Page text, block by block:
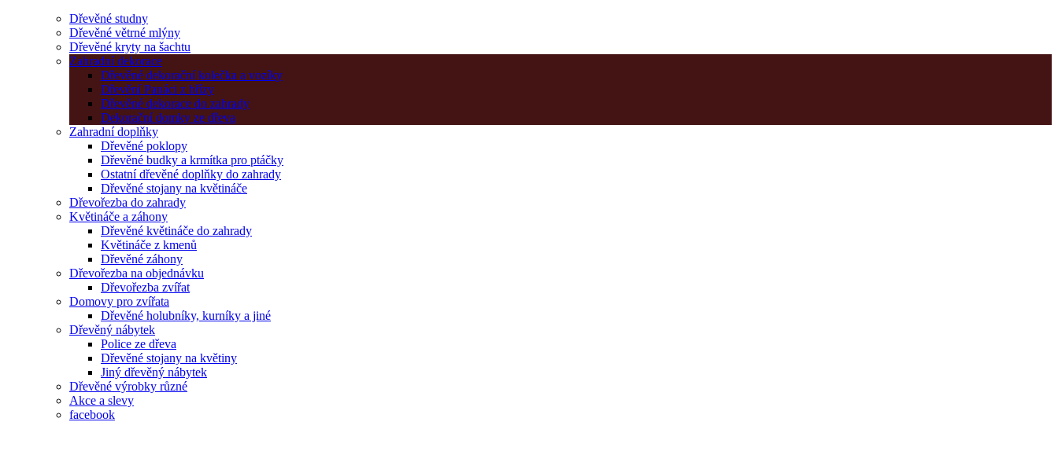
Dřevěné studny
Dřevěné větrné mlýny
Dřevěné kryty na šachtu
Zahradní dekorace
Dřevěné dekorační kolečka a vozíky
Dřevění Panáci z břízy
Dřevěné dekorace do zahrady
Dekorační domky ze dřeva
Zahradní doplňky
Dřevěné poklopy
Dřevěné budky a krmítka pro ptáčky
Ostatní dřevěné doplňky do zahrady
Dřevěné stojany na květináče
Dřevořezba do zahrady
Květináče a záhony
Dřevěné květináče do zahrady
Květináče z kmenů
Dřevěné záhony
Dřevořezba na objednávku
Dřevořezba zvířat
Domovy pro zvířata
Dřevěné holubníky, kurníky a jiné
Dřevěný nábytek
Police ze dřeva
Dřevěné stojany na květiny
Jiný dřevěný nábytek
Dřevěné výrobky různé
Akce a slevy
facebook